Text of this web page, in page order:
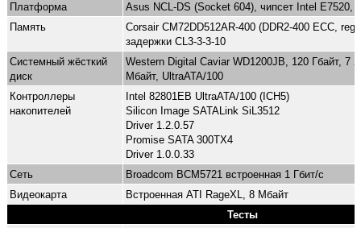
Платформа
Asus NCL-DS (Socket 604), чипсет Intel E7520,
Память
Corsair CM72DD512AR-400 (DDR2-400 ECC,
задержки CL3-3-3-10
Системный жёсткий
диск
Western Digital Caviar WD1200JB, 120 Гбайт, 7
Мбайт, UltraATA/100
Контроллеры
накопителей
Intel 82801EB UltraATA/100 (ICH5)
Silicon Image SATALink SiL3512
Driver 1.2.0.57
Promise SATA 300TX4
Driver 1.0.0.33
Сеть
Broadcom BCM5721 встроенная 1 Гбит/с
Видеокарта
Встроенная ATI RageXL, 8 Мбайт
Тесты